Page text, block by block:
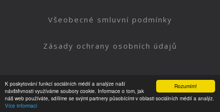
Rozumím!
K poskytování funkcí sociálních médií a analýze naší
návštěvnosti využíváme soubory cookie. Informace o tom, jak
náš web používáte, sdílíme se svými partnery působícími v oblasti sociálních médií a analýz.
Více informací
Všeobecné smluvní podmínky
Zásady ochrany osobních údajů
Nahoru